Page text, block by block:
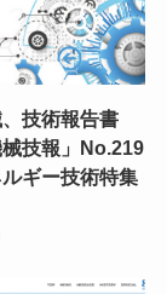
技術報告書
械技報」No.219
ギー技術特集